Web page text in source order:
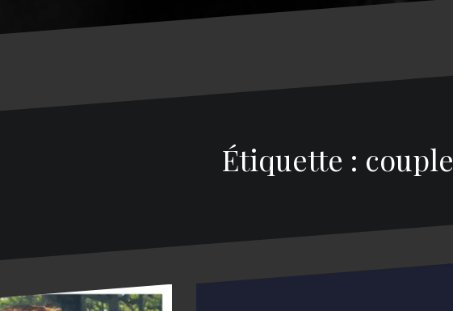
Étiquette : couple